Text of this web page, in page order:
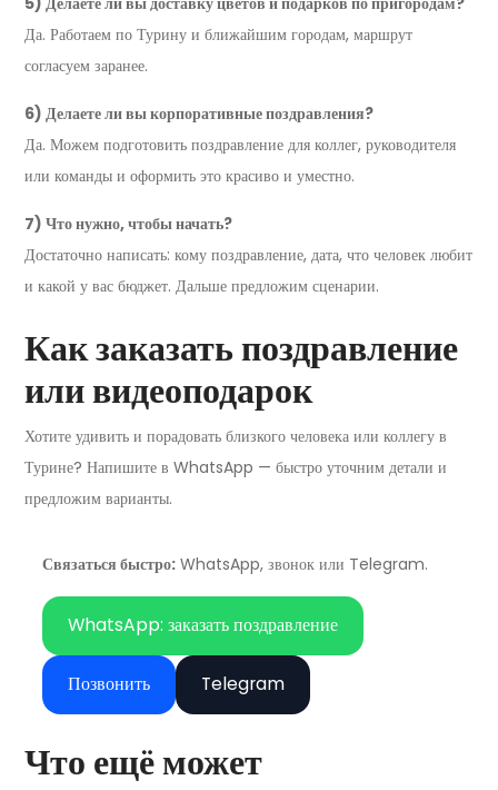
Да. Работаем по Турину и ближайшим городам, маршрут
согласуем заранее.
6) Делаете ли вы корпоративные поздравления?
Да. Можем подготовить поздравление для коллег, руководителя
или команды и оформить это красиво и уместно.
7) Что нужно, чтобы начать?
Достаточно написать: кому поздравление, дата, что человек любит
и какой у вас бюджет. Дальше предложим сценарии.
Как заказать поздравление
или видеоподарок
Хотите удивить и порадовать близкого человека или коллегу в
Турине? Напишите в WhatsApp — быстро уточним детали и
предложим варианты.
Связаться быстро: WhatsApp, звонок или Telegram.
WhatsApp: заказать поздравление
Позвонить Telegram
Что ещё может